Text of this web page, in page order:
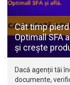
Cât timp
Optimall SFA
și crește
Dacă agenții tăi
documente,